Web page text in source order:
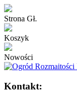
Strona Gł.
Koszyk
Nowości
Kontakt: